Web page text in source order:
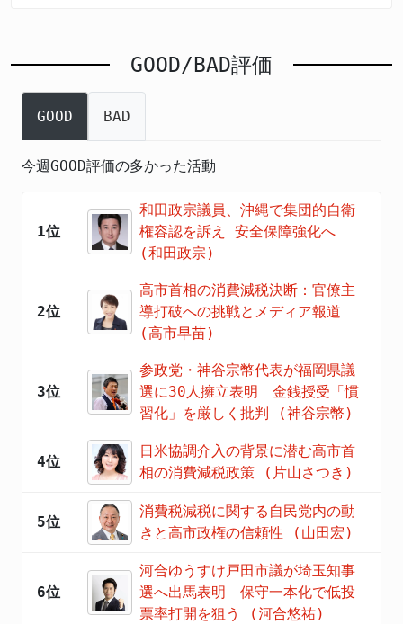
GOOD/BAD評価
GOOD BAD
今週GOOD評価の多かった活動
1位
和田政宗議員、沖縄で集団的自衛
権容認を訴え 安全保障強化へ
(和田政宗)
2位
高市首相の消費減税決断：官僚主
導打破への挑戦とメディア報道
(高市早苗)
3位
参政党・神谷宗幣代表が福岡県議
選に30人擁立表明 金銭授受「慣
習化」を厳しく批判 (神谷宗幣)
4位
日米協調介入の背景に潜む高市首
相の消費減税政策 (片山さつき)
5位
消費税減税に関する自民党内の動
きと高市政権の信頼性 (山田宏)
6位
河合ゆうすけ戸田市議が埼玉知事
選へ出馬表明 保守一本化で低投
票率打開を狙う (河合悠祐)